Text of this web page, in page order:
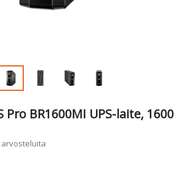
Pro BR1600MI UPS-laite, 1600
arvosteluita